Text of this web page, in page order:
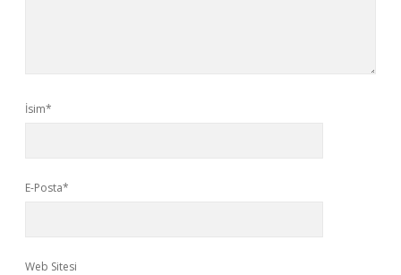
İsim*
E-Posta*
Web Sitesi